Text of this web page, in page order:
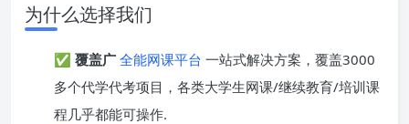
为什么选择我们
✅ 覆盖广 全能网课平台 一站式解决方案，覆盖3000
多个代学代考项目，各类大学生网课/继续教育/培训课
程几乎都能可操作.